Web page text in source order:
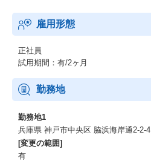
雇用形態
正社員
試用期間：有/2ヶ月
勤務地
勤務地1
兵庫県 神戸市中央区 脇浜海岸通2-2-4
[変更の範囲]
有